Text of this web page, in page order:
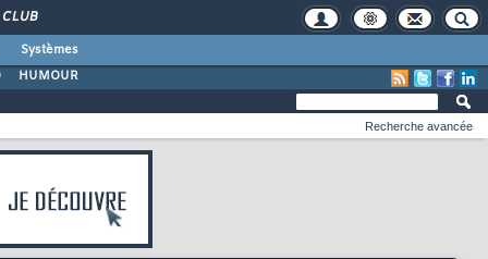
CLUB
Systèmes
HUMOUR
Recherche avancée